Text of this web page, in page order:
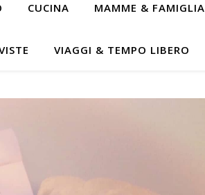
CUCINA MAMME & FAMIGLIA
VIAGGI & TEMPO LIBERO